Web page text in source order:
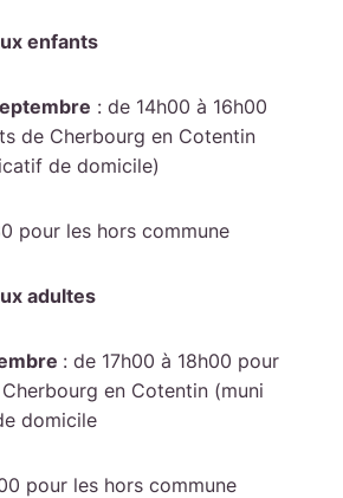
enfants
: de 14h00 à 16h00
de Cherbourg en Cotentin
de domicile)
pour les hors commune
adultes
: de 17h00 à 18h00 pour
en Cotentin (muni
domicile
pour les hors commune